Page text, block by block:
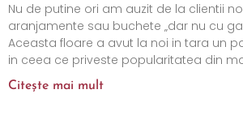
Nu de putine ori am auzit de la clientii
aranjamente sau buchete „dar nu cu
Aceasta floare a avut la noi in tara un
in ceea ce priveste popularitatea din
Citește mai mult